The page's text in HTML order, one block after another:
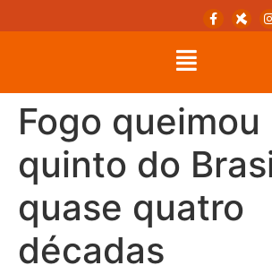
Fogo queimou
quinto do
quase quatro
décadas